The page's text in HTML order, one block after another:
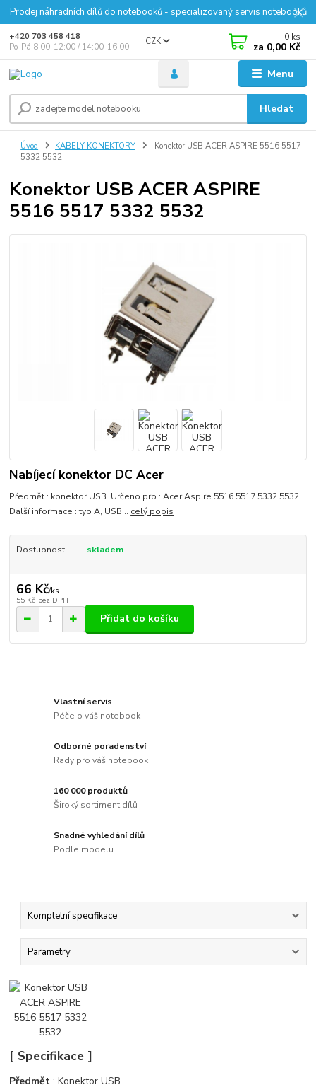
Prodej náhradních dílů do notebooků - specializovaný servis notebooků
Menu
CZK
Hledat
+420 703 458 418
Po-Pá 8:00-12:00 / 14:00-16:00
0 ks
za 0,00 Kč
Úvod KABELY KONEKTORY
Konektor USB ACER ASPIRE 5516 5517
5332 5532
Konektor USB ACER ASPIRE
5516 5517 5332 5532
Nabíjecí konektor DC Acer
Předmět : konektor USB. Určeno pro : Acer Aspire 5516 5517 5332 5532.
Další informace : typ A, USB... celý popis
Dostupnost skladem
66 Kč/ks
55 Kč bez DPH
Přidat do košíku
Vlastní servis
Péče o váš notebook
Odborné poradenství
Rady pro váš notebook
160 000 produktů
Široký sortiment dílů
Snadné vyhledání dílů
Podle modelu
Kompletní specifikace
Parametry
[ Specifikace ]
Předmět : Konektor USB